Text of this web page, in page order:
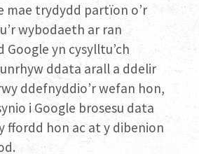
mae trydydd partïon o’r
wybodaeth ar ran
Google yn cysylltu’ch
ddata arall a ddelir
ddefnyddio’r wefan hon,
i Google brosesu data
ffordd hon ac at y dibenion